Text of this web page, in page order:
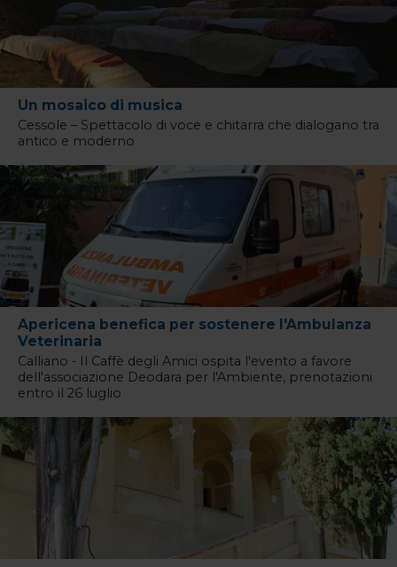
Un mosaico di musica
Cessole – Spettacolo di voce e chitarra che dialogano tra
antico e moderno
Apericena benefica per sostenere l'Ambulanza
Veterinaria
Calliano - Il Caffè degli Amici ospita l'evento a favore
dell'associazione Deodara per l'Ambiente, prenotazioni
entro il 26 luglio